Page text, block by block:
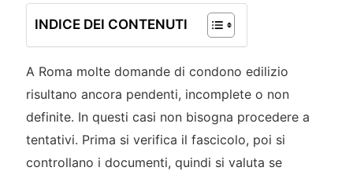
INDICE DEI CONTENUTI
A Roma molte domande di condono edilizio
risultano ancora pendenti, incomplete o non
definite. In questi casi non bisogna procedere a
tentativi. Prima si verifica il fascicolo, poi si
controllano i documenti, quindi si valuta se